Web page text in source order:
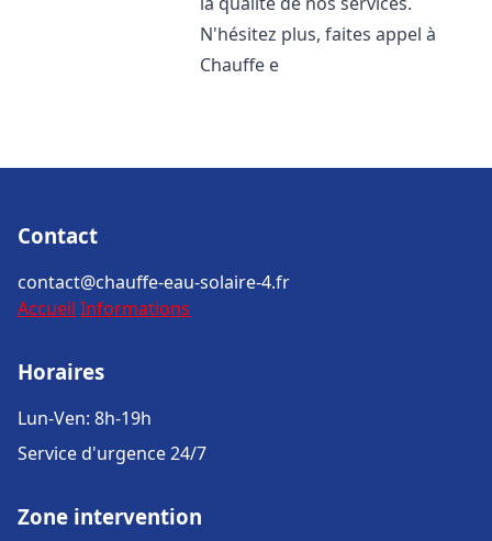
N'hésitez plus, faites appel à
Chauffe e
Contact
contact@chauffe-eau-solaire-4.fr
Accueil Informations
Horaires
Lun-Ven: 8h-19h
Service d'urgence 24/7
Zone intervention